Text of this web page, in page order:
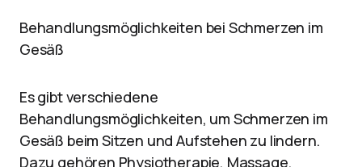
Behandlungsmöglichkeiten bei Schmerzen im
Gesäß
Es gibt verschiedene
Behandlungsmöglichkeiten, um Schmerzen im
Gesäß beim Sitzen und Aufstehen zu lindern.
Dazu gehören Physiotherapie, Massage,